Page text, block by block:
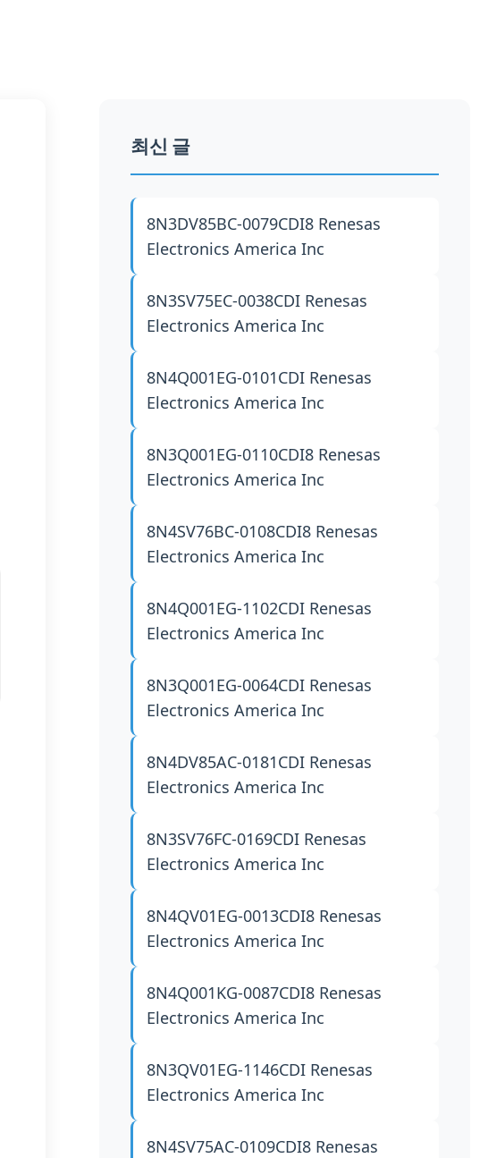
최신 글
8N3DV85BC-0079CDI8 Renesas
Electronics America Inc
8N3SV75EC-0038CDI Renesas
Electronics America Inc
8N4Q001EG-0101CDI Renesas
Electronics America Inc
8N3Q001EG-0110CDI8 Renesas
Electronics America Inc
8N4SV76BC-0108CDI8 Renesas
Electronics America Inc
8N4Q001EG-1102CDI Renesas
Electronics America Inc
8N3Q001EG-0064CDI Renesas
Electronics America Inc
8N4DV85AC-0181CDI Renesas
Electronics America Inc
8N3SV76FC-0169CDI Renesas
Electronics America Inc
8N4QV01EG-0013CDI8 Renesas
Electronics America Inc
8N4Q001KG-0087CDI8 Renesas
Electronics America Inc
8N3QV01EG-1146CDI Renesas
Electronics America Inc
8N4SV75AC-0109CDI8 Renesas